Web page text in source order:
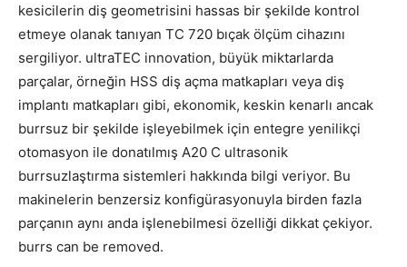
kesicilerin diş geometrisini hassas bir şekilde kontrol
etmeye olanak tanıyan TC 720 bıçak ölçüm cihazını
sergiliyor. ultraTEC innovation, büyük miktarlarda
parçalar, örneğin HSS diş açma matkapları veya diş
implantı matkapları gibi, ekonomik, keskin kenarlı ancak
burrsuz bir şekilde işleyebilmek için entegre yenilikçi
otomasyon ile donatılmış A20 C ultrasonik
burrsuzlaştırma sistemleri hakkında bilgi veriyor. Bu
makinelerin benzersiz konfigürasyonuyla birden fazla
parçanın aynı anda işlenebilmesi özelliği dikkat çekiyor.
burrs can be removed.